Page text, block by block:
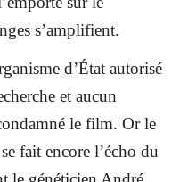
s’amplifient.
d’État autorisé
et aucun
le film. Or le
fait encore l’écho du